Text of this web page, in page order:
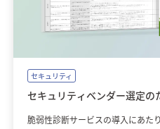
セキュリティ
セキュリティベンダー選定の
脆弱性診断サービスの導入にあた